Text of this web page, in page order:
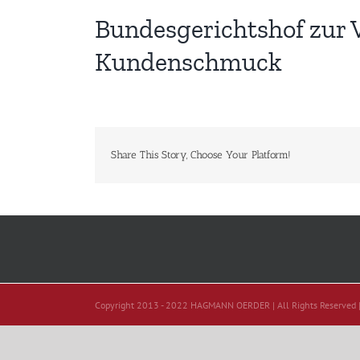
Bundesgerichtshof zur
Kundenschmuck
Share This Story, Choose Your Platform!
Copyright 2013 - 2022 HAGMANN OERDER | All Rights Reserved |